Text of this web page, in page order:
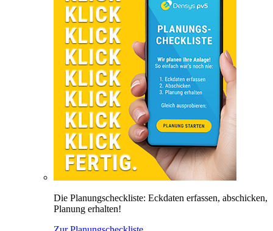
Die Planungscheckliste: Eckdaten erfassen, abschicken,
Planung erhalten!